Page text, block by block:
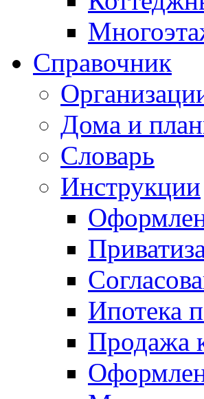
Справочник
Дома и
Словарь
Инструкции
Ипотека
Продажа